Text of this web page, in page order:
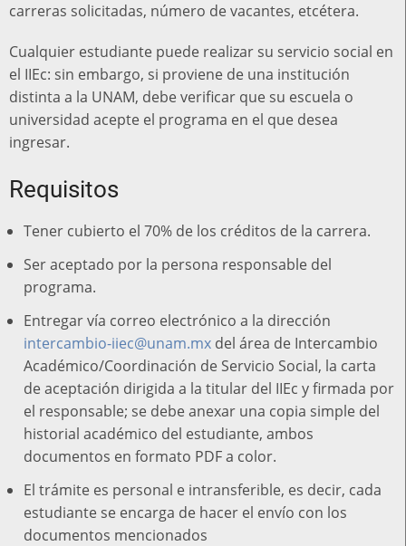
carreras solicitadas, número de vacantes, etcétera.
Cualquier estudiante puede realizar su servicio social en
el IIEc: sin embargo, si proviene de una institución
distinta a la UNAM, debe verificar que su escuela o
universidad acepte el programa en el que desea
ingresar.
Requisitos
Tener cubierto el 70% de los créditos de la carrera.
Ser aceptado por la persona responsable del
programa.
Entregar vía correo electrónico a la dirección
intercambio-iiec@unam.mx del área de Intercambio
Académico/Coordinación de Servicio Social, la carta
de aceptación dirigida a la titular del IIEc y firmada por
el responsable; se debe anexar una copia simple del
historial académico del estudiante, ambos
documentos en formato PDF a color.
El trámite es personal e intransferible, es decir, cada
estudiante se encarga de hacer el envío con los
documentos mencionados